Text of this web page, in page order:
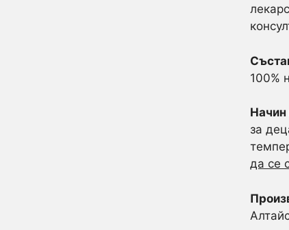
100%
Начин
за
да се